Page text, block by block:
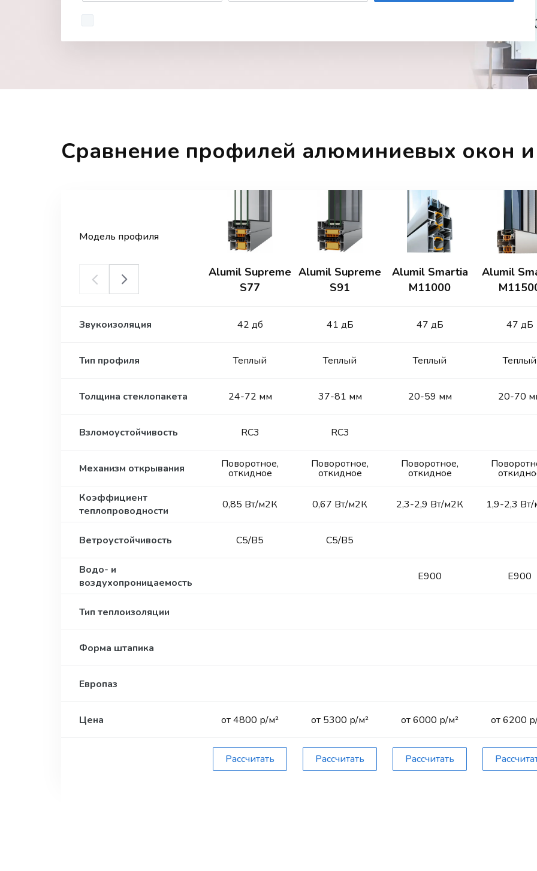
Сравнение профилей алюминиевых окон
Модель профиля
Alumil Supreme
S77
Alumil Supreme
S91
Alumil Smartia
M11000
Alumil
Звукоизоляция
Тип профиля
Толщина стеклопакета
Взломоустойчивость
Механизм открывания
Коэффициент
теплопроводности
Ветроустойчивость
Водо- и
воздухопроницаемость
Тип теплоизоляции
Форма штапика
Европаз
Цена
42 дб
Теплый
24-72 мм
RC3
Поворотное,
откидное
0,85 Вт/м2К
С5/В5
от 4800 р/м²
Рассчитать
41 дБ
Теплый
37-81 мм
RC3
Поворотное,
откидное
0,67 Вт/м2К
С5/В5
от 5300 р/м²
Рассчитать
47 дБ
Теплый
20-59 мм
Поворотное,
откидное
2,3-2,9 Вт/м2К
E900
от 6000 р/м²
Рассчитать
47 дБ
Теплый
20-70
1,9-2,3
E900
от 6200